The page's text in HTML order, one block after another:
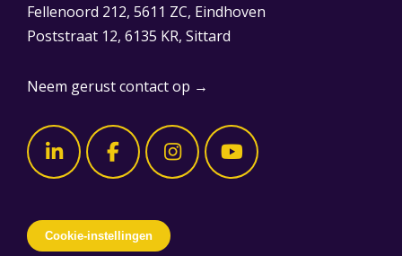
Fellenoord 212, 5611 ZC, Eindhoven
Poststraat 12, 6135 KR, Sittard
Neem gerust contact op →
Cookie-instellingen